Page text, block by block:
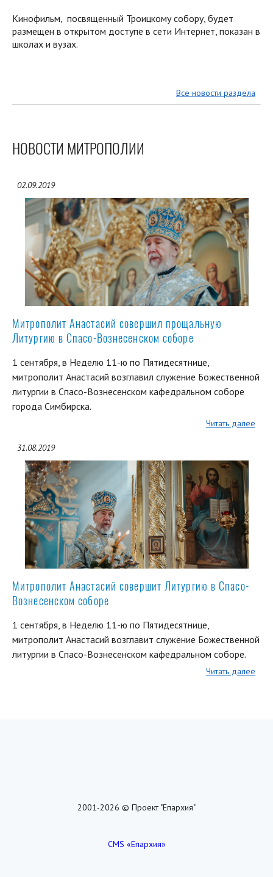
Кинофильм, посвященный Троицкому собору, будет
размещен в открытом доступе в сети Интернет, показан в
школах и вузах.
Все новости раздела
НОВОСТИ МИТРОПОЛИИ
02.09.2019
Митрополит Анастасий совершил прощальную
Литургию в Спасо-Вознесенском соборе
1 сентября, в Неделю 11-ю по Пятидесятнице,
митрополит Анастасий возглавил служение Божественной
литургии в Спасо-Вознесенском кафедральном соборе
города Симбирска.
Читать далее
31.08.2019
Митрополит Анастасий совершит Литургию в Спасо-
Вознесенском соборе
1 сентября, в Неделю 11-ю по Пятидесятнице,
митрополит Анастасий возглавит служение Божественной
литургии в Спасо-Вознесенском кафедральном соборе.
Читать далее
2001-2026 © Проект "Епархия"
CMS «Епархия»